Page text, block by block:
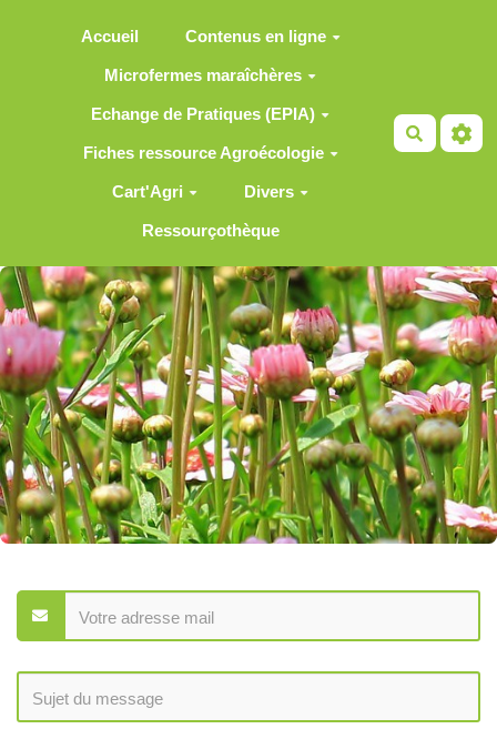
Accueil Contenus en ligne
Microfermes maraîchères
Echange de Pratiques (EPIA)
Fiches ressource Agroécologie
Cart'Agri Divers
Ressourçothèque